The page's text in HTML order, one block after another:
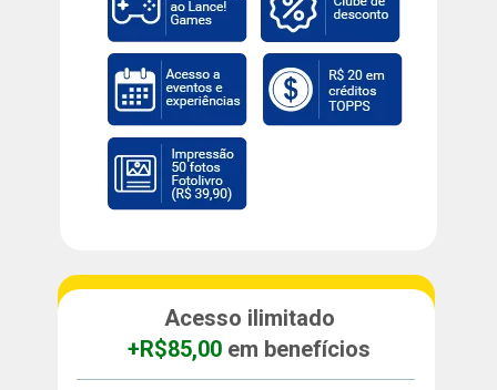
Acesso ilimitado
+R$85,00 em benefícios